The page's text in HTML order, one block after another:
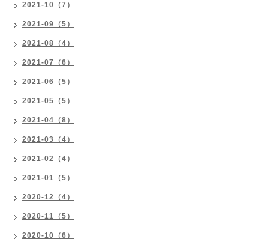
2021-10（7）
2021-09（5）
2021-08（4）
2021-07（6）
2021-06（5）
2021-05（5）
2021-04（8）
2021-03（4）
2021-02（4）
2021-01（5）
2020-12（4）
2020-11（5）
2020-10（6）